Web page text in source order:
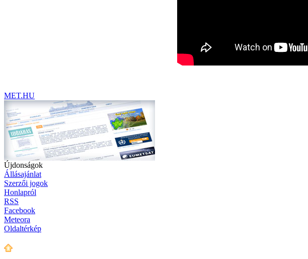
MET.HU
Újdonságok
Állásajánlat
Szerzői jogok
Honlapról
RSS
Facebook
Meteora
Oldaltérkép